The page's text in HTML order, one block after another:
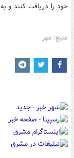
خود را دریافت کنند و
منبع: مهر